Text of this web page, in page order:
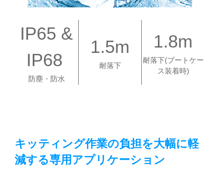
IP65 &
IP68
防塵・防水
1.5m
耐落下
1.8m
耐落下(ブートケー
ス装着時)
キッティング作業の負担を大幅に軽
減する専用 アプリケーション